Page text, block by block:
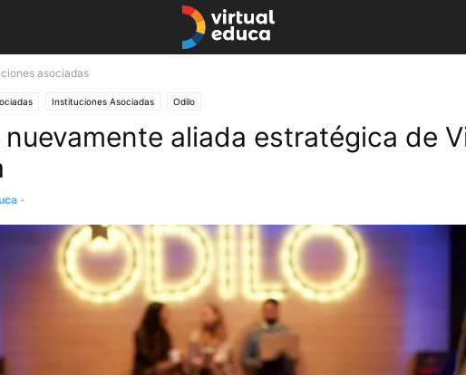
asociadas
Instituciones Asociadas Odilo
nuevamente aliada estratégica de
-